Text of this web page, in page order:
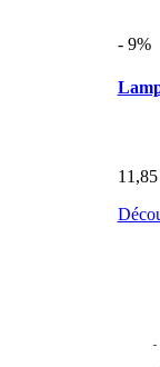
- 9%
11,85